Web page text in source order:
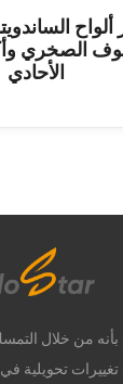
ألواح
الصخري
الأحادي
من خلال التمسك
تحويلية